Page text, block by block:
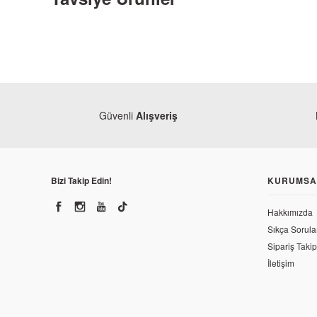
Güvenli Alışveriş
Bizi Takip Edin!
Hakkımızda
Sıkça
Sipariş Takip
İletişim